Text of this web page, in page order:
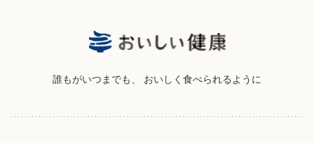
誰もがいつまでも、 おいしく食べられるように